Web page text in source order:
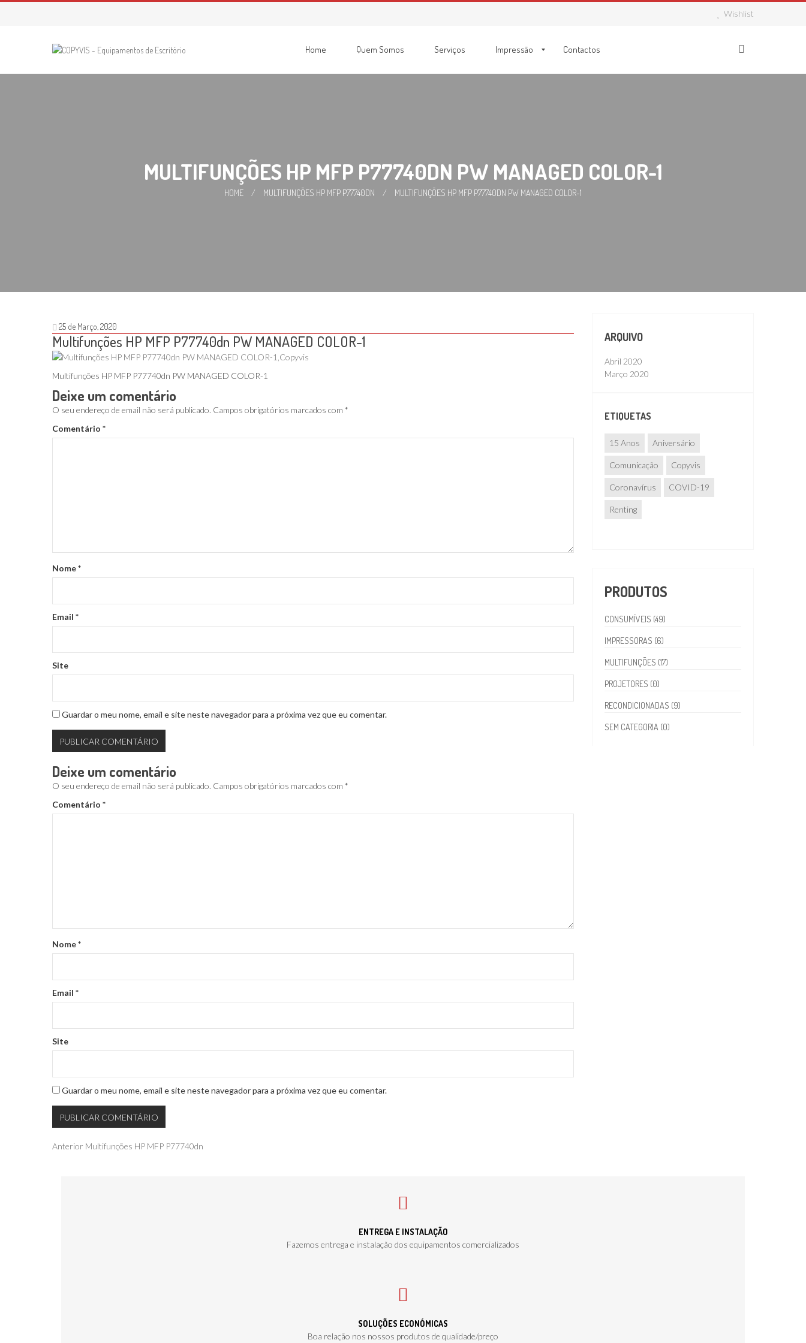
Wishlist
Home Quem Somos Serviços Impressão Contactos
MULTIFUNÇÕES HP MFP P77740DN PW MANAGED COLOR-1
HOME / MULTIFUNÇÕES HP MFP P77740DN / MULTIFUNÇÕES HP MFP P77740DN PW MANAGED COLOR-1
25 de Março, 2020
Multifunções HP MFP P77740dn PW MANAGED COLOR-1
Multifunções HP MFP P77740dn PW MANAGED COLOR-1
Deixe um comentário
O seu endereço de email não será publicado. Campos obrigatórios marcados com *
Comentário *
Nome*
Email *
Site
Guardar o meu nome, email e site neste navegador para a próxima vez que eu comentar.
Deixe um comentário
O seu endereço de email não será publicado. Campos obrigatórios marcados com *
Comentário *
Nome*
Email *
Site
Guardar o meu nome, email e site neste navegador para a próxima vez que eu comentar.
Navegação
Publicação
Anterior Multifunções HP MFP P77740dn
ARQUIVO
Abril 2020
Março 2020
ETIQUETAS
15 Anos Aniversário
Comunicação Copyvis
Coronavírus COVID-19
Renting
PRODUTOS
CONSUMÍVEIS (49)
IMPRESSORAS (6)
MULTIFUNÇÕES (17)
PROJETORES (0)
RECONDICIONADAS (9)
SEM CATEGORIA (0)
ENTREGA E INSTALAÇÃO
Fazemos entrega e instalação dos equipamentos comercializados
SOLUÇÕES ECONÓMICAS
Boa relação nos nossos produtos de qualidade/preço